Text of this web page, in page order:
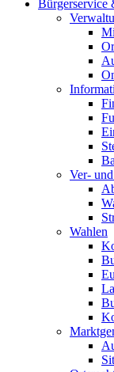
Bürgerservice
Ver-
Wahlen